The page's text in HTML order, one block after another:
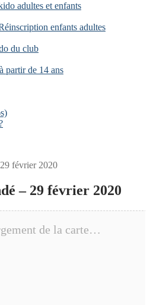
adultes et enfants
enfants adultes
du club
partir de 14 ans
février 2020
– 29 février 2020
de la carte…